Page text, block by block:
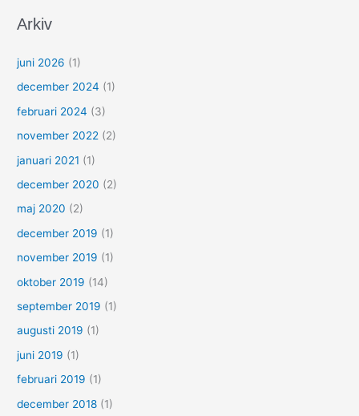
Arkiv
juni 2026 (1)
december 2024 (1)
februari 2024 (3)
november 2022 (2)
januari 2021 (1)
december 2020 (2)
maj 2020 (2)
december 2019 (1)
november 2019 (1)
oktober 2019 (14)
september 2019 (1)
augusti 2019 (1)
juni 2019 (1)
februari 2019 (1)
december 2018 (1)